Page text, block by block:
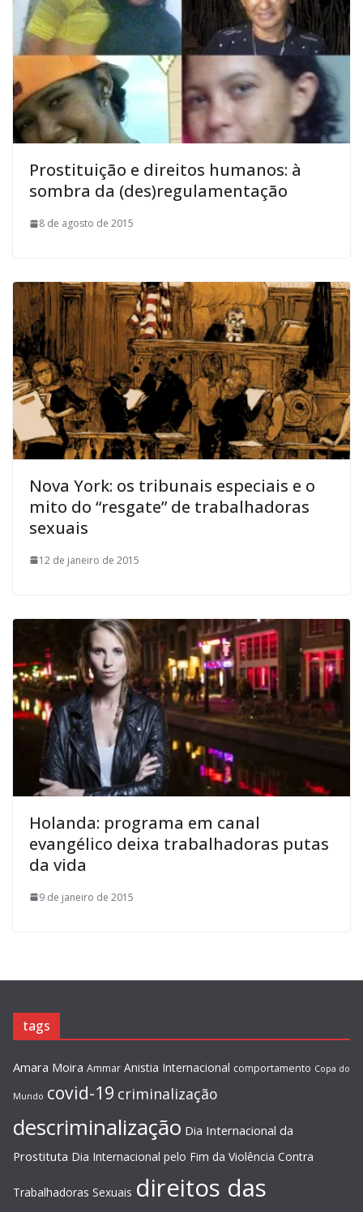
Prostituição e direitos humanos: à
sombra da (des)regulamentação
8 de agosto de 2015
Nova York: os tribunais especiais e o
mito do “resgate” de trabalhadoras
sexuais
12 de janeiro de 2015
Holanda: programa em canal
evangélico deixa trabalhadoras putas
da vida
9 de janeiro de 2015
tags
Amara Moira Ammar Anistia Internacional comportamento Copa do
Mundo covid-19 criminalização
descriminalização Dia Internacional da
Prostituta Dia Internacional pelo Fim da Violência Contra
Trabalhadoras Sexuais direitos das